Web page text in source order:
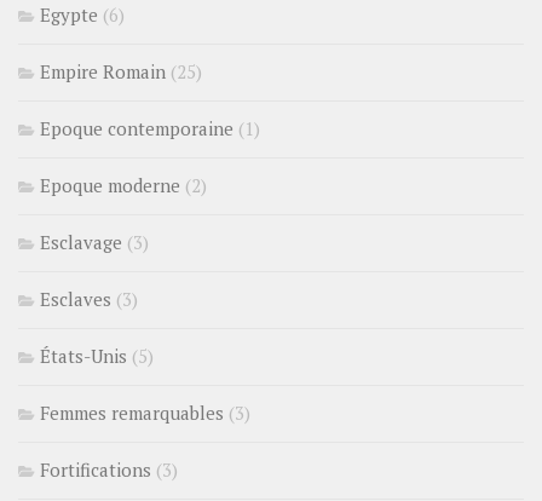
Egypte (6)
Empire Romain (25)
Epoque contemporaine (1)
Epoque moderne (2)
Esclavage (3)
Esclaves (3)
États-Unis (5)
Femmes remarquables (3)
Fortifications (3)